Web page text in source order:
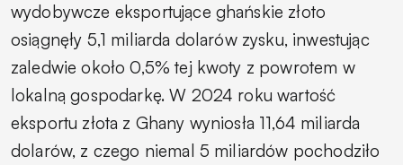
wydobywcze eksportujące ghańskie złoto
osiągnęły 5,1 miliarda dolarów zysku, inwestując
zaledwie około 0,5% tej kwoty z powrotem w
lokalną gospodarkę. W 2024 roku wartość
eksportu złota z Ghany wyniosła 11,64 miliarda
dolarów, z czego niemal 5 miliardów pochodziło